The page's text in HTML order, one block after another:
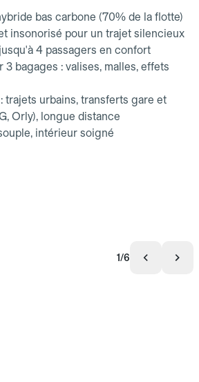
bas carbone (70% de la flotte)
insonorisé pour un trajet silencieux
4 passagers en confort
3 bagages : valises, malles, effets
: trajets urbains, transferts gare et
Orly), longue distance
intérieur soigné
1/6